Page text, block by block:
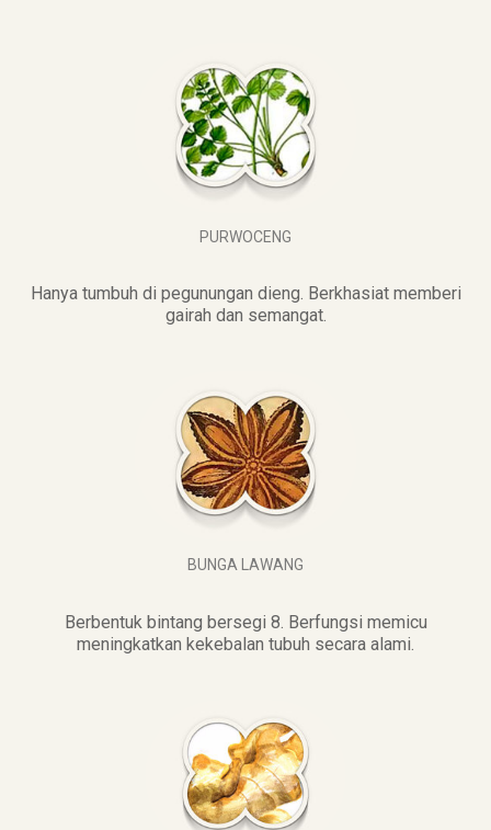
PURWOCENG
Hanya tumbuh di pegunungan dieng. Berkhasiat memberi
gairah dan semangat.
BUNGA LAWANG
Berbentuk bintang bersegi 8. Berfungsi memicu
meningkatkan kekebalan tubuh secara alami.